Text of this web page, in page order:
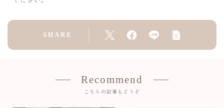
SHARE
Recommend
こちらの記事もどうぞ